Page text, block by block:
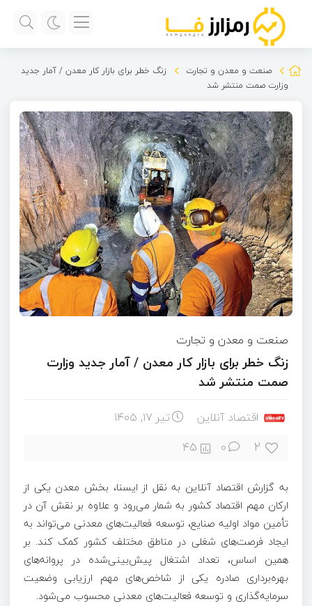
صنعت و معدن و تجارت
زنگ خطر برای بازار کار معدن / آمار جدید
وزارت صمت منتشر شد
صنعت و معدن و تجارت
زنگ خطر برای بازار کار معدن / آمار جدید وزارت
صمت منتشر شد
اقتصاد آنلاین تیر ۱۷, ۱۴۰۵
2
0
45
به گزارش اقتصاد آنلاین به نقل از ایسنا، بخش معدن یکی از
ارکان مهم اقتصاد کشور به شمار می‌رود و علاوه بر نقش آن در
تأمین مواد اولیه صنایع، توسعه فعالیت‌های معدنی می‌تواند به
ایجاد فرصت‌های شغلی در مناطق مختلف کشور کمک کند. بر
همین اساس، تعداد اشتغال پیش‌بینی‌شده در پروانه‌های
بهره‌برداری صادره یکی از شاخص‌های مهم ارزیابی وضعیت
سرمایه‌گذاری و توسعه فعالیت‌های معدنی محسوب می‌شود.